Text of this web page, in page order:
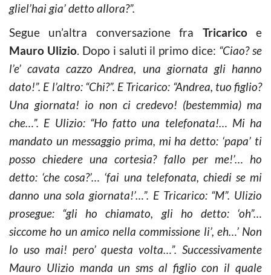
gliel’hai gia’ detto allora?”.
Segue un’altra conversazione fra Tricaricoe
Mauro Ulizio. Dopo i saluti il primo dice: “Ciao? se
l’e’ cavata cazzo Andrea, una giornata gli hanno
dato!”. E l’altro: “Chi?”. E Tricarico: “Andrea, tuo figlio?
Una giornata! io non ci credevo! (bestemmia) ma
che…”. E Ulizio: “Ho fatto una telefonata!… Mi ha
mandato un messaggio prima, mi ha detto: ‘papa’ ti
posso chiedere una cortesia? fallo per me!’… ho
detto: ‘che cosa?’… ‘fai una telefonata, chiedi se mi
danno una sola giornata!’…”. E Tricarico: “M”. Ulizio
prosegue: “gli ho chiamato, gli ho detto: ‘oh”…
siccome ho un amico nella commissione li’, eh…’ Non
lo uso mai! pero’ questa volta…”. Successivamente
Mauro Ulizio manda un sms al figlio con il quale